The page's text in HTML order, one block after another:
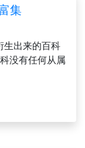
集
出来的百科
没有任何从属